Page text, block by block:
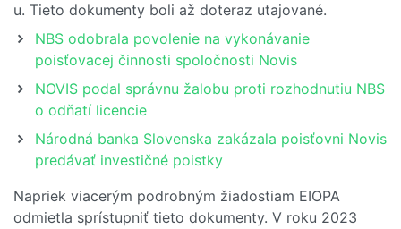
u. Tieto dokumenty boli až doteraz utajované.
NBS odobrala povolenie na vykonávanie
poisťovacej činnosti spoločnosti Novis
NOVIS podal správnu žalobu proti rozhodnutiu NBS
o odňatí licencie
Národná banka Slovenska zakázala poisťovni Novis
predávať investičné poistky
Napriek viacerým podrobným žiadostiam EIOPA
odmietla sprístupniť tieto dokumenty. V roku 2023